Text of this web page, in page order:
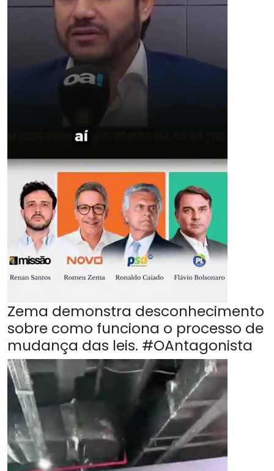
Zema demonstra desconhecimento
sobre como funciona o processo de
mudança das leis. #OAntagonista